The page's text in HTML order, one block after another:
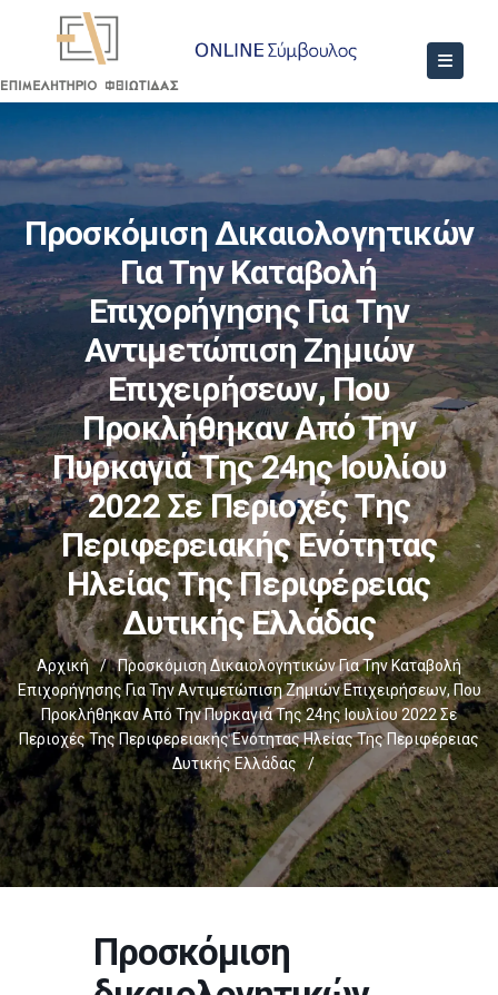
Προσκόμιση Δικαιολογητικών
Για Την Καταβολή
Επιχορήγησης Για Την
Αντιμετώπιση Ζημιών
Επιχειρήσεων, Που
Προκλήθηκαν Από Την
Πυρκαγιά Της 24ης Ιουλίου
2022 Σε Περιοχές Της
Περιφερειακής Ενότητας
Ηλείας Της Περιφέρειας
Δυτικής Ελλάδας
Αρχική /
Προσκόμιση Δικαιολογητικών Για Την Καταβολή
Επιχορήγησης Για Την Αντιμετώπιση Ζημιών Επιχειρήσεων, Που
Προκλήθηκαν Από Την Πυρκαγιά Της 24ης Ιουλίου 2022 Σε
Περιοχές Της Περιφερειακής Ενότητας Ηλείας Της Περιφέρειας
Δυτικής Ελλάδας
/
Προσκόμιση